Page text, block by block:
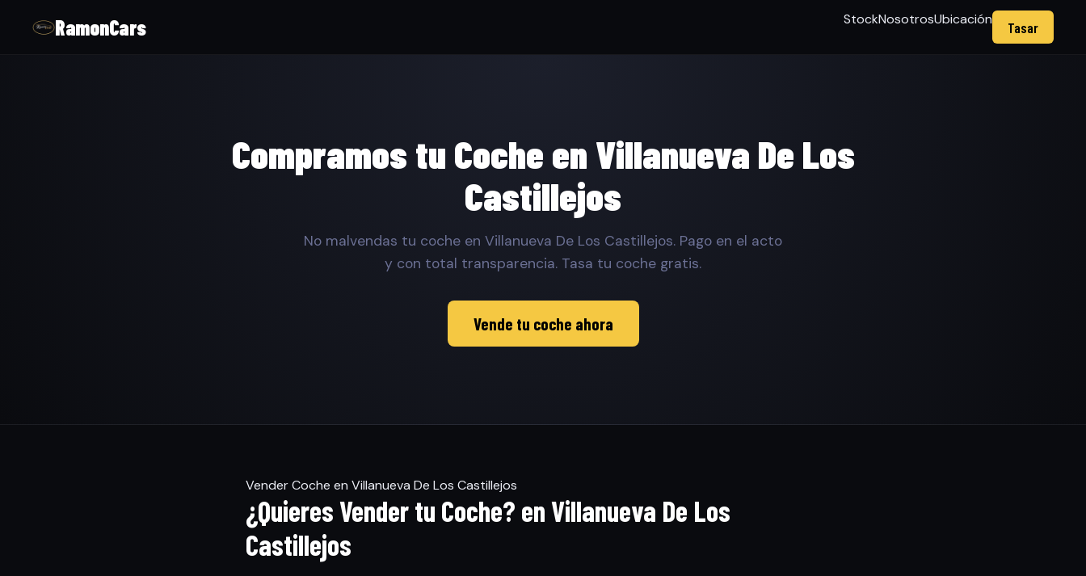
RamonCars StockNosotrosUbicación Tasar
Compramos tu Coche en Villanueva De Los
Castillejos
No malvendas tu coche en Villanueva De Los Castillejos. Pago en el acto
y con total transparencia. Tasa tu coche gratis.
Vende tu coche ahora
Vender Coche en Villanueva De Los Castillejos
¿Quieres Vender tu Coche? en Villanueva De Los
Castillejos